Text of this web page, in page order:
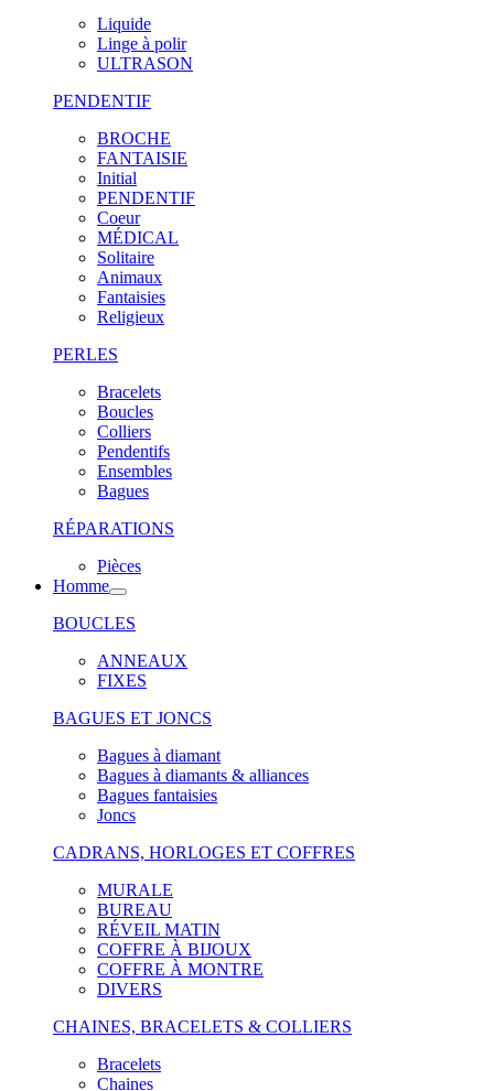
Liquide
Linge à polir
ULTRASON
PENDENTIF
BROCHE
FANTAISIE
Initial
PENDENTIF
Coeur
MÉDICAL
Solitaire
Animaux
Fantaisies
Religieux
PERLES
Bracelets
Boucles
Colliers
Pendentifs
Ensembles
Bagues
RÉPARATIONS
Pièces
Homme
BOUCLES
ANNEAUX
FIXES
BAGUES ET JONCS
Bagues à diamant
Bagues à diamants & alliances
Bagues fantaisies
Joncs
CADRANS, HORLOGES ET COFFRES
MURALE
BUREAU
RÉVEIL MATIN
COFFRE À BIJOUX
COFFRE À MONTRE
DIVERS
CHAINES, BRACELETS & COLLIERS
Bracelets
Chaines